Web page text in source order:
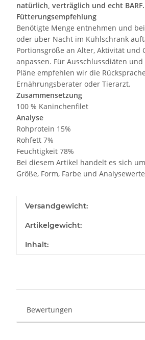
natürlich, verträglich und echt BARF.
Fütterungsempfehlung
Benötigte Menge entnehmen und
oder über Nacht im Kühlschrank
Portionsgröße an Alter, Aktivität und
anpassen. Für Ausschlussdiäten und
Pläne empfehlen wir die
Ernährungsberater oder Tierarzt.
Zusammensetzung
100 % Kaninchenfilet
Analyse
Rohprotein 15%
Rohfett 7%
Feuchtigkeit 78%
Bei diesem Artikel handelt es sich
Größe, Form, Farbe und
Versandgewicht:
Artikelgewicht:
Inhalt:
Bewertungen